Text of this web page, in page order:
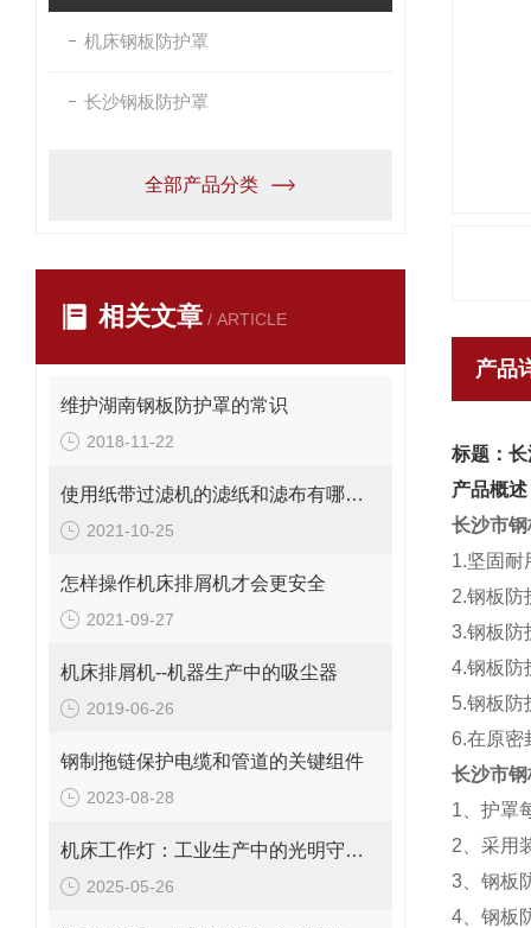
机床钢板防护罩
长沙钢板防护罩
全部产品分类
相关文章 / ARTICLE
维护湖南钢板防护罩的常识
2018-11-22
使用纸带过滤机的滤纸和滤布有哪些不同
2021-10-25
怎样操作机床排屑机才会更安全
2021-09-27
机床排屑机--机器生产中的吸尘器
2019-06-26
钢制拖链保护电缆和管道的关键组件
2023-08-28
机床工作灯：工业生产中的光明守护者
2025-05-26
产品
标题：
产品概述
长沙市
1.坚固耐
2.钢板防
3.钢板防
4.钢板防
5.钢板防
6.在原
长沙市
1、护罩
2、采用
3、钢板
4、钢板